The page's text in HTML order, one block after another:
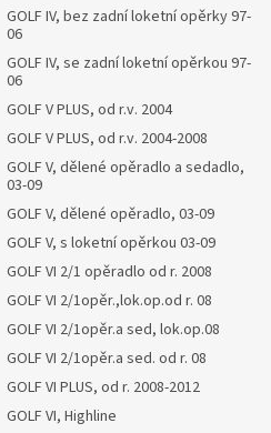
GOLF IV, bez zadní loketní opěrky 97-
06
GOLF IV, se zadní loketní opěrkou 97-
06
GOLF V PLUS, od r.v. 2004
GOLF V PLUS, od r.v. 2004-2008
GOLF V, dělené opěradlo a sedadlo,
03-09
GOLF V, dělené opěradlo, 03-09
GOLF V, s loketní opěrkou 03-09
GOLF VI 2/1 opěradlo od r. 2008
GOLF VI 2/1opěr.,lok.op.od r. 08
GOLF VI 2/1opěr.a sed, lok.op.08
GOLF VI 2/1opěr.a sed. od r. 08
GOLF VI PLUS, od r. 2008-2012
GOLF VI, Highline